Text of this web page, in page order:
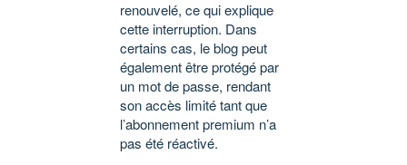
renouvelé, ce qui explique
cette interruption. Dans
certains cas, le blog peut
également être protégé par
un mot de passe, rendant
son accès limité tant que
l’abonnement premium n’a
pas été réactivé.